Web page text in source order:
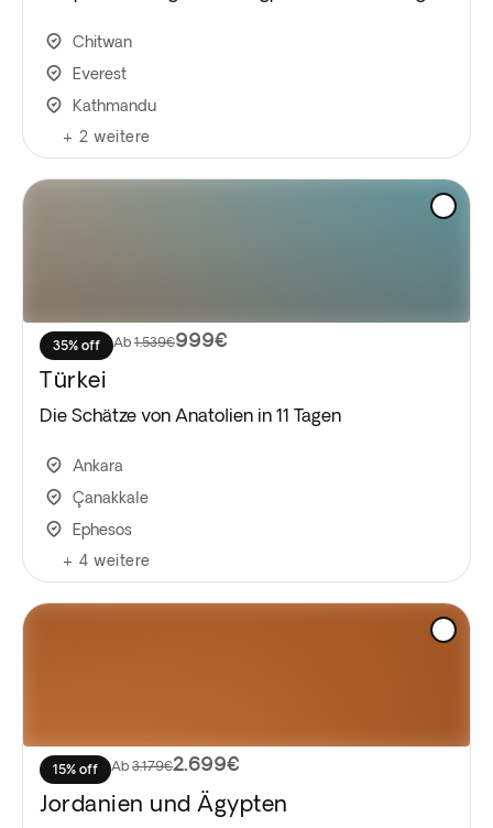
Chitwan
Everest
Kathmandu
+ 2 weitere
35% off Ab 1.539€999€
Türkei
Die Schätze von Anatolien in 11 Tagen
Ankara
Çanakkale
Ephesos
+ 4 weitere
15% off Ab 3.179€2.699€
Jordanien und Ägypten